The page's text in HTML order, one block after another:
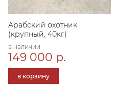
Арабский охотник
(крупный, 40кг)
в наличии
149 000 р.
в корзину